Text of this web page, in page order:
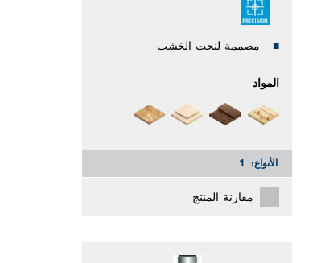
مصممة لنحت الخشب
المواد
الأنواع: 1
مقارنة المنتج